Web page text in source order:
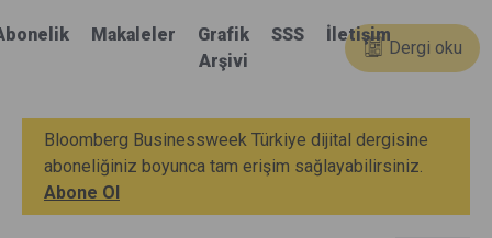
Makaleler
Grafik
Arşivi
SSS İletişim
Dergi oku
Bloomberg Businessweek Türkiye dijital dergisine
aboneliğiniz boyunca tam erişim sağlayabilirsiniz.
Abone Ol